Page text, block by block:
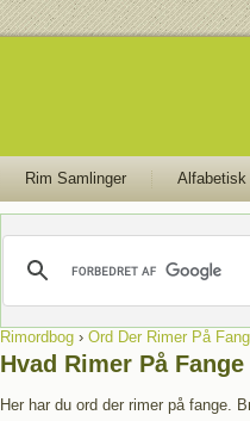
Rim Samlinger Alfabetisk
Rimordbog› Ord Der Rimer På
Hvad Rimer På Fange
Her har du ord der rimer på fange.